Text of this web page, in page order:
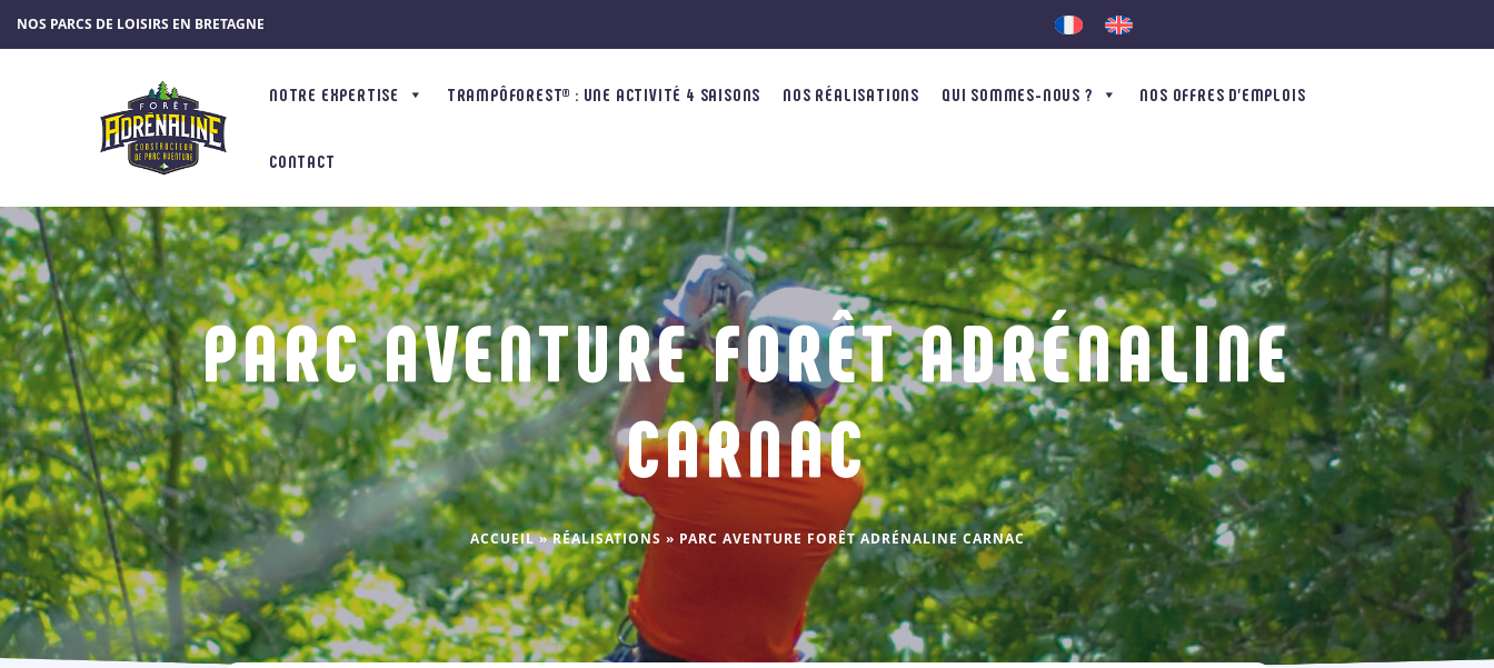
NOS PARCS DE LOISIRS EN BRETAGNE
NOTRE EXPERTISE TRAMPÔFOREST® : UNE ACTIVITÉ 4 SAISONS NOS RÉALISATIONS QUI SOMMES-NOUS ? NOS OFFRES D’EMPLOIS
CONTACT
PARC AVENTURE FORÊT ADRÉNALINE
CARNAC
ACCUEIL»RÉALISATIONS » PARC AVENTURE FORÊT ADRÉNALINE CARNAC
Panneau de gestion des cookies